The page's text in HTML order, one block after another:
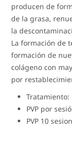
producen de
de la grasa,
la
La formación de
formación de
colágeno con
por
Tratamiento:
PVP por
PVP 10